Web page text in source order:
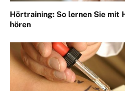
Hörtraining: So lernen Sie mit
hören